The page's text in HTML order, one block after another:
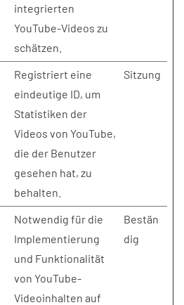
integrierten
YouTube-Videos zu
schätzen.
Registriert eine
eindeutige ID, um
Statistiken der
Videos von YouTube,
die der Benutzer
gesehen hat, zu
behalten.
Sitzung
Notwendig für die
Implementierung
und Funktionalität
von YouTube-
Videoinhalten auf
Bestän
dig